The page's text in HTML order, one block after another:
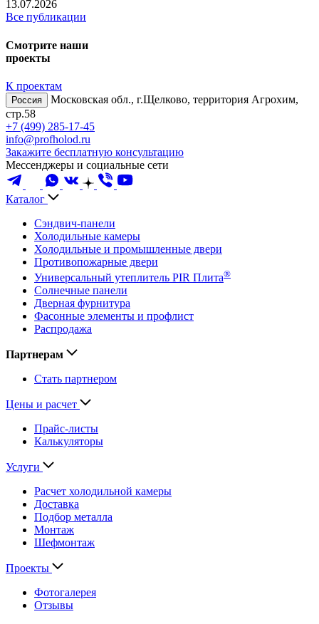
13.07.2026
Все публикации
Смотрите наши
проекты
К проектам
Россия
Московская обл., г.Щелково, территория Агрохим,
стр.58
+7 (499) 285-17-45
info@profholod.ru
Закажите бесплатную консультацию
Мессенджеры и социальные сети
Каталог
Сэндвич-панели
Холодильные камеры
Холодильные и промышленные двери
Противопожарные двери
Универсальный утеплитель PIR Плита®
Солнечные панели
Дверная фурнитура
Фасонные элементы и профлист
Распродажа
Партнерам
Стать партнером
Цены и расчет
Прайс-листы
Калькуляторы
Услуги
Расчет холодильной камеры
Доставка
Подбор металла
Монтаж
Шефмонтаж
Проекты
Фотогалерея
Отзывы